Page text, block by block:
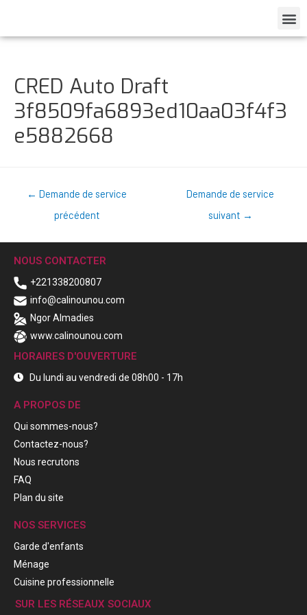
CRED Auto Draft
3f8509fa6893ed10aa03f4f3
e5882668
← Demande de service
précédent
Demande de service
suivant →
NOUS CONTACTER
+221338200807
info@calinounou.com
Ngor Almadies
www.calinounou.com
HORAIRES D'OUVERTURE
Du lundi au vendredi de 08h00 - 17h
A PROPOS DE
Qui sommes-nous?
Contactez-nous?
Nous recrutons
FAQ
Plan du site
NOS SERVICES
Garde d'enfants
Ménage
Cuisine professionnelle
SUR LES RÉSEAUX SOCIAUX